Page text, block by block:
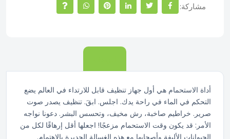
مشاركة:
أداة الاستحمام هي أول جهاز تنظيف قابل للارتداء في العالم يضع
التحكم في الماء في راحة يدك. اجلس. ابقَ. تنظيف يصدر صوت
صرير. خراطيم صاخبة، رش مخيف، وتحسس البشر. دعونا نواجه
الأمر: قد يكون وقت الاستحمام مزعجًا! اجعلها أقل إرهاقًا لكل من
الحيوانات الأليفة وأصحابها مع هذه الغسالة الجديرة بالاهتمام.